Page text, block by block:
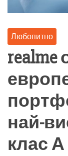
Любопитно
realme
най-
клас А